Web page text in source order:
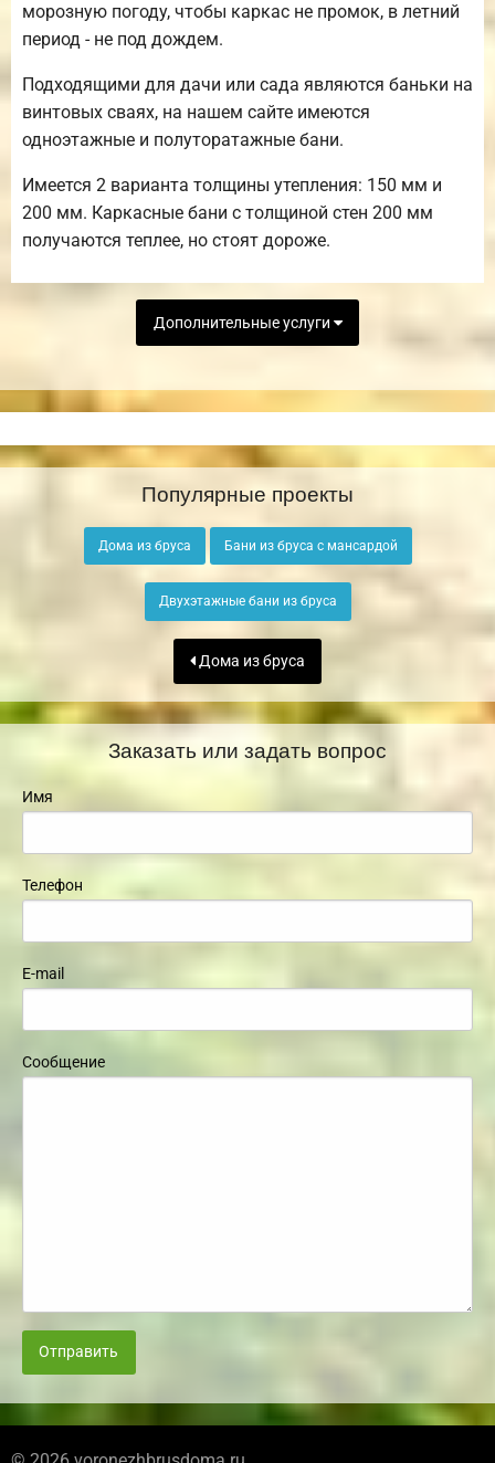
морозную погоду, чтобы каркас не промок, в летний
период - не под дождем.
Подходящими для дачи или сада являются баньки на
винтовых сваях, на нашем сайте имеются
одноэтажные и полуторатажные бани.
Имеется 2 варианта толщины утепления: 150 мм и
200 мм. Каркасные бани с толщиной стен 200 мм
получаются теплее, но стоят дороже.
Дополнительные услуги
Популярные проекты
Дома из бруса Бани из бруса с мансардой
Двухэтажные бани из бруса
Дома из бруса
Заказать или задать вопрос
Имя
Телефон
E-mail
Сообщение
Отправить